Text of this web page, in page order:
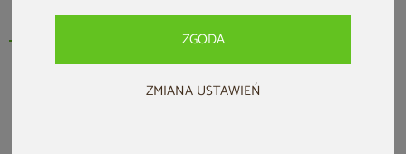
ZGODA
ZMIANA USTAWIEŃ